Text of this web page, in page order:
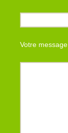
Votre message